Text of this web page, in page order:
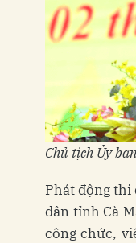
Chủ tịch Ủy
Phát động thi
dân tỉnh Cà
công chức,